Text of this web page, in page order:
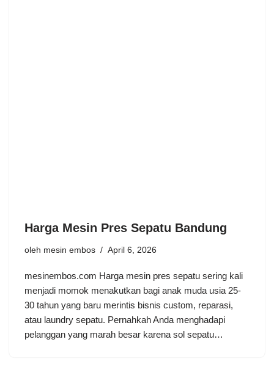
Harga Mesin Pres Sepatu Bandung
oleh mesin embos April 6, 2026
mesinembos.com Harga mesin pres sepatu sering kali
menjadi momok menakutkan bagi anak muda usia 25-
30 tahun yang baru merintis bisnis custom, reparasi,
atau laundry sepatu. Pernahkah Anda menghadapi
pelanggan yang marah besar karena sol sepatu…